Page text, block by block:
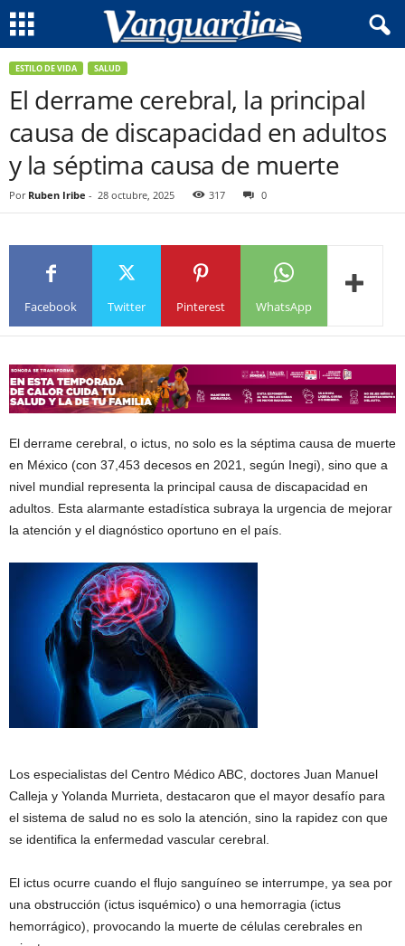
ESTILO DE VIDA SALUD
El derrame cerebral, la principal
causa de discapacidad en adultos
y la séptima causa de muerte
Por Ruben Iribe - 28 octubre, 2025 317 0
Facebook Twitter Pinterest WhatsApp
El derrame cerebral, o ictus, no solo es la séptima causa de muerte
en México (con 37,453 decesos en 2021, según Inegi), sino que a
nivel mundial representa la principal causa de discapacidad en
adultos. Esta alarmante estadística subraya la urgencia de mejorar
la atención y el diagnóstico oportuno en el país.
Los especialistas del Centro Médico ABC, doctores Juan Manuel
Calleja y Yolanda Murrieta, destacaron que el mayor desafío para
el sistema de salud no es solo la atención, sino la rapidez con que
se identifica la enfermedad vascular cerebral.
El ictus ocurre cuando el flujo sanguíneo se interrumpe, ya sea por
una obstrucción (ictus isquémico) o una hemorragia (ictus
hemorrágico), provocando la muerte de células cerebrales en